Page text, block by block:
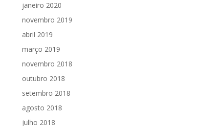
janeiro 2020
novembro 2019
abril 2019
março 2019
novembro 2018
outubro 2018
setembro 2018
agosto 2018
julho 2018